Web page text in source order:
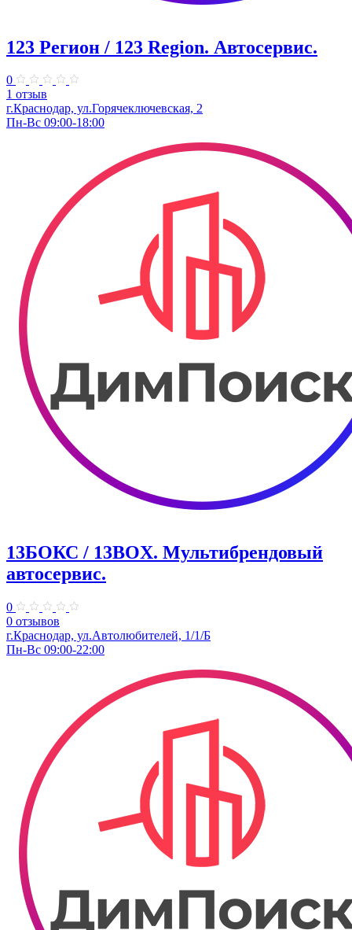
123 Регион / 123 Region. Автосервис.
0
1 отзыв
г.Краснодар, ул.Горячеключевская, 2
Пн-Вс 09:00-18:00
13БОКС / 13BOX. ​Мультибрендовый
автосервис.
0
0 отзывов
г.Краснодар, ул.Автолюбителей, 1/1/Б
Пн-Вс 09:00-22:00